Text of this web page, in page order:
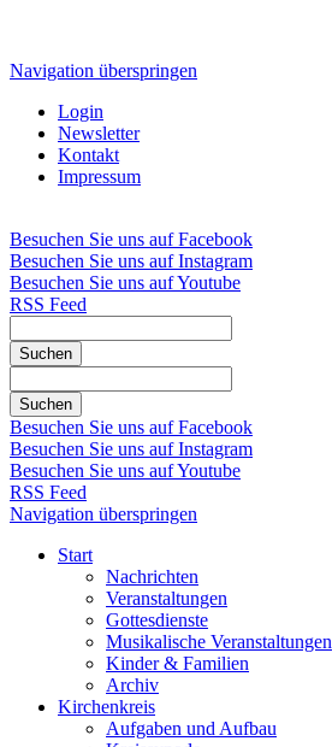
Navigation überspringen
Login
Newsletter
Kontakt
Impressum
Besuchen Sie uns auf Facebook
Besuchen Sie uns auf Instagram
Besuchen Sie uns auf Youtube
RSS Feed
Suchen
Suchen
Besuchen Sie uns auf Facebook
Besuchen Sie uns auf Instagram
Besuchen Sie uns auf Youtube
RSS Feed
Navigation überspringen
Start
Nachrichten
Veranstaltungen
Gottesdienste
Musikalische Veranstaltungen
Kinder & Familien
Archiv
Kirchenkreis
Aufgaben und Aufbau